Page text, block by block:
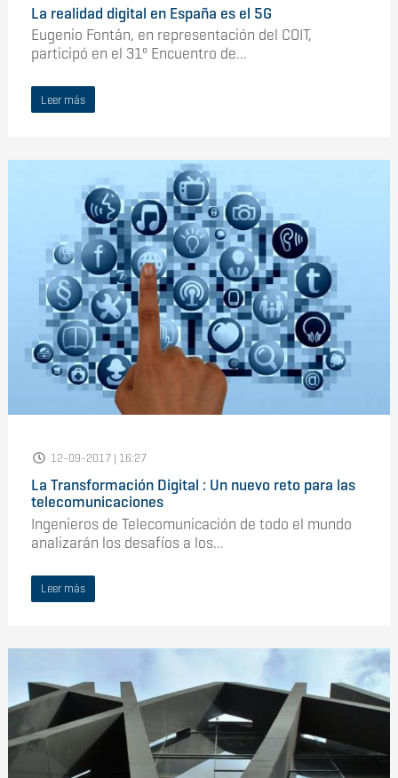
La realidad digital en España es el 5G
Eugenio Fontán, en representación del COIT,
participó en el 31º Encuentro de...
Leer más
12-09-2017 | 16:27
La Transformación Digital : Un nuevo reto para las
telecomunicaciones
Ingenieros de Telecomunicación de todo el mundo
analizarán los desafíos a los...
Leer más